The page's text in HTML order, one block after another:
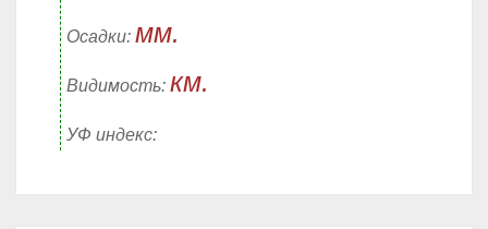
Осадки: мм.
Видимость: км.
УФ индекс: